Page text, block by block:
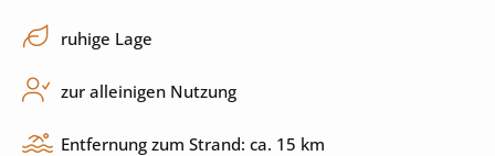
Spülmaschine
ruhige Lage
zur alleinigen Nutzung
Entfernung zum Strand: ca. 15 km